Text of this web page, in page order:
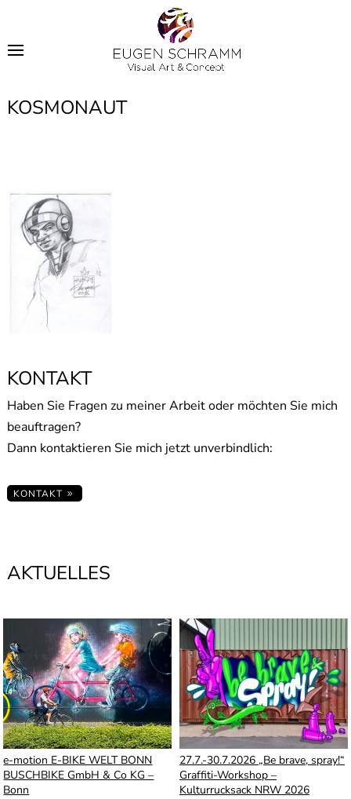
KOSMONAUT
KONTAKT
Haben Sie Fragen zu meiner Arbeit oder möchten Sie mich
beauftragen?
Dann kontaktieren Sie mich jetzt unverbindlich:
KONTAKT
AKTUELLES
e-motion E-BIKE WELT BONN
BUSCHBIKE GmbH & Co KG –
Bonn
27.7.-30.7.2026 „Be brave, spray!“
Graffiti-Workshop –
Kulturrucksack NRW 2026